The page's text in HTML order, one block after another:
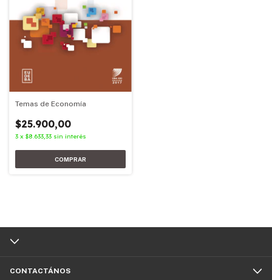
Temas de Economía
$25.900,00
3 x $8.633,33 sin interés
CONTACTÁNOS